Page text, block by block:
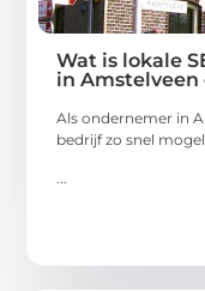
Wat is lokale
in Amstelveen
Als ondernemer in
bedrijf zo snel
...